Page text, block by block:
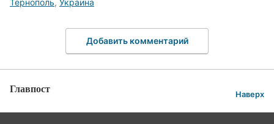
Тернополь, Украина
Добавить комментарий
Главпост Наверх